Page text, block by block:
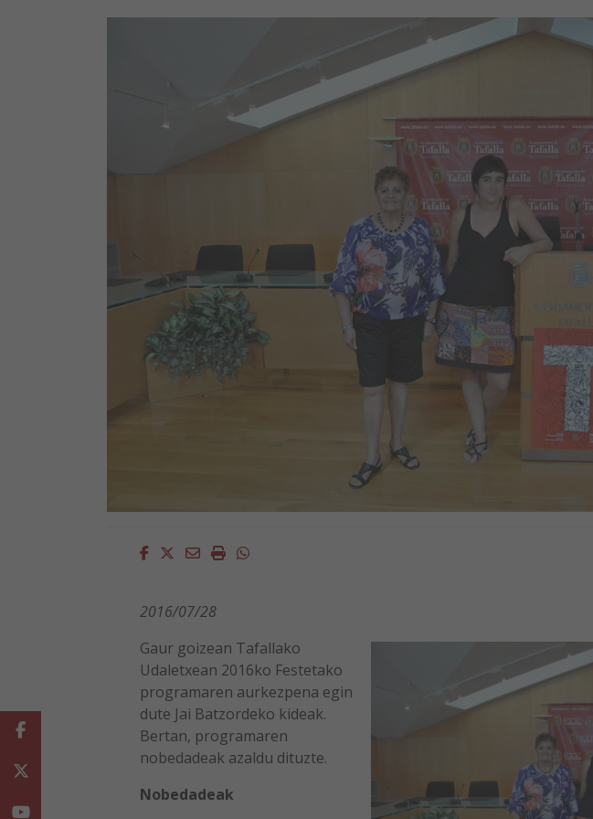
Facebook
Twitter
EmailImprimirWhatsapp
2016/07/28
Gaur goizean Tafallako
Udaletxean 2016ko Festetako
programaren aurkezpena egin
dute Jai Batzordeko kideak.
Bertan, programaren
nobedadeak azaldu dituzte.
Nobedadeak
Facebook
Youtube